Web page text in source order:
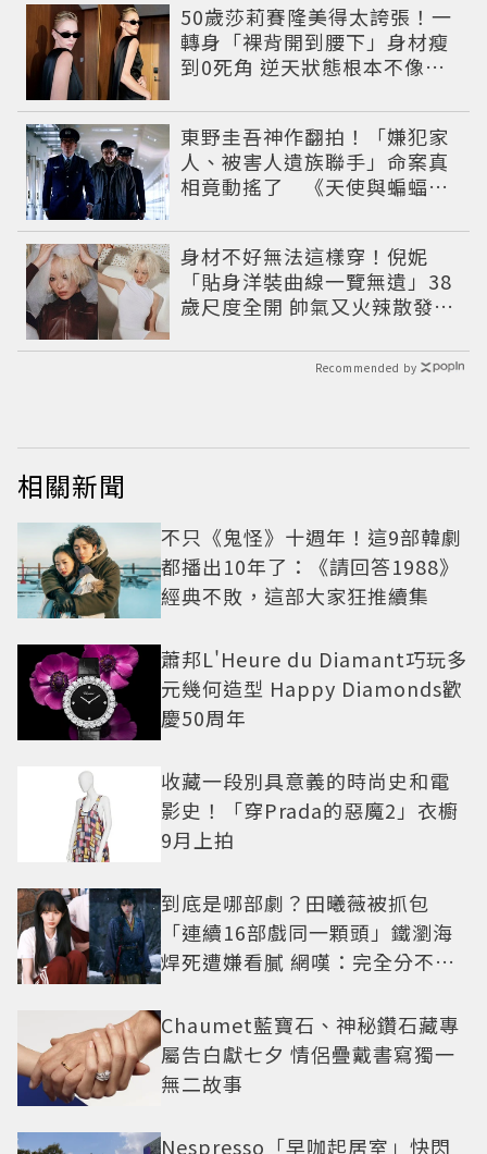
50歲莎莉賽隆美得太誇張！一
轉身「裸背開到腰下」身材瘦
到0死角 逆天狀態根本不像年
東野圭吾神作翻拍！「嫌犯家
人、被害人遺族聯手」命案真
相竟動搖了 《天使與蝙蝠》
身材不好無法這樣穿！倪妮
「貼身洋裝曲線一覽無遺」38
歲尺度全開 帥氣又火辣散發獨
Recommended by
相關新聞
不只《鬼怪》十週年！這9部韓劇
都播出10年了：《請回答1988》
經典不敗，這部大家狂推續集
蕭邦L'Heure du Diamant巧玩多
元幾何造型 Happy Diamonds歡
慶50周年
收藏一段別具意義的時尚史和電
影史！「穿Prada的惡魔2」衣櫥
9月上拍
到底是哪部劇？田曦薇被抓包
「連續16部戲同一顆頭」鐵瀏海
焊死遭嫌看膩 網嘆：完全分不出
Chaumet藍寶石、神秘鑽石藏專
屬告白獻七夕 情侶疊戴書寫獨一
無二故事
Nespresso「早咖起居室」快閃